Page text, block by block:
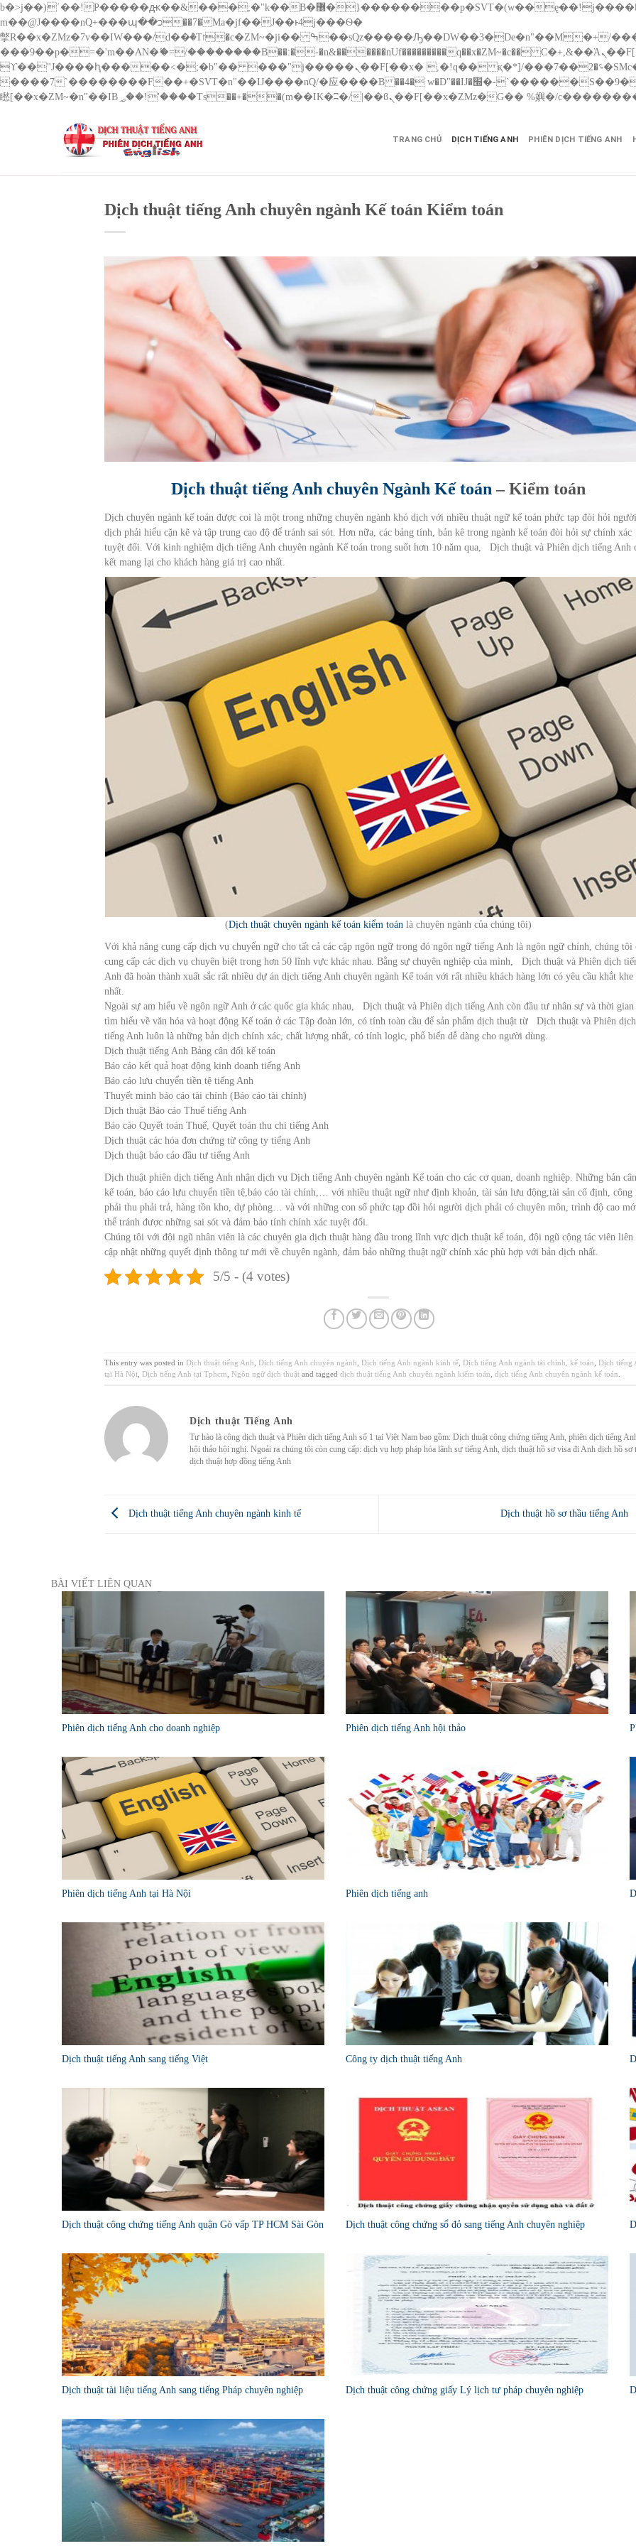
b�>j��)΄��!P�����ԫ��&���;�"k��B�޶�}��������p�SVT�(w��ę��!j������ ��x�;�-
m��@J����nQ+���պ��כ��7�Ma�jf��J��ͱ4j���Ѳ�
撆R��x�ZMz�7v��IW���/d��ٞ�Тז�c�ZM~�ji�� ߒ��sQz�����Ԡ��DW��3�De�n"��M�+/��������B��:�-�u��IJ���7j�委
���9��p�=�'m��AN�ޭ�=/��������B��:�-�n&������nUf���������q��x�ZM~�c�� Ϲ�+,&��Ὰܢ��F[��(�1�*"��
ϒ��"J����ԧ�����<�;�b"�� ���"j�����ܢ��F[��x� ,�!q�� қ�*]/���؝�2��7�SMc�s"���ޭ�DQ/�应�ܢ��F_��!� :�s"��
����7`��������F��+�SVT�n"��IJ����nQ/�应����B ��4� w�D"��IJ�׭�-`������S��9�Dr�ji��EJ߅��gJ�应��
TRANG CHỦ DỊCH TIẾNG ANH PHIÊN DỊCH TIẾNG ANH
Dịch thuật tiếng Anh chuyên ngành Kế toán Kiểm toán
Dịch thuật tiếng Anh chuyên Ngành Kế toán– Kiểm toán
Dịch chuyên ngành kế toán được coi là một trong những chuyên ngành khó dịch với nhiều thuật ngữ kế toán phức tạp đòi hỏi người
dịch phải hiểu cặn kẽ và tập trung cao độ để tránh sai sót. Hơn nữa, các bảng tính, bản kê trong ngành kế toán đòi hỏi sự chính xác
tuyệt đối. Với kinh nghiệm dịch tiếng Anh chuyên ngành Kế toán trong suốt hơn 10 năm qua, Dịch thuật và Phiên dịch tiếng Anh
kết mang lại cho khách hàng giá trị cao nhất.
(Dịch thuật chuyên ngành kế toán kiểm toán là chuyên ngành của chúng tôi)
Với khả năng cung cấp dịch vụ chuyển ngữ cho tất cả các cặp ngôn ngữ trong đó ngôn ngữ tiếng Anh là ngôn ngữ chính, chúng tôi
cung cấp các dịch vụ chuyên biệt trong hơn 50 lĩnh vực khác nhau. Bằng sự chuyên nghiệp của mình, Dịch thuật và Phiên dịch
Anh đã hoàn thành xuất sắc rất nhiều dự án dịch tiếng Anh chuyên ngành Kế toán với rất nhiều khách hàng lớn có yêu cầu khắt khe
nhất.
Ngoài sự am hiểu về ngôn ngữ Anh ở các quốc gia khác nhau, Dịch thuật và Phiên dịch tiếng Anh còn đầu tư nhân sự và thời gian
tìm hiểu về văn hóa và hoạt động Kế toán ở các Tập đoàn lớn, có tính toàn cầu để sản phẩm dịch thuật từ Dịch thuật và Phiên dịch
tiếng Anh luôn là những bản dịch chính xác, chất lượng nhất, có tính logic, phổ biến dễ dàng cho người dùng.
Dịch thuật tiếng Anh Bảng cân đối kế toán
Báo cáo kết quả hoạt động kinh doanh tiếng Anh
Báo cáo lưu chuyển tiền tệ tiếng Anh
Thuyết minh báo cáo tài chính (Báo cáo tài chính)
Dịch thuật Báo cáo Thuế tiếng Anh
Báo cáo Quyết toán Thuế, Quyết toán thu chi tiếng Anh
Dịch thuật các hóa đơn chứng từ công ty tiếng Anh
Dịch thuật báo cáo đầu tư tiếng Anh
Dịch thuật phiên dịch tiếng Anh nhận dịch vụ Dịch tiếng Anh chuyên ngành Kế toán cho các cơ quan, doanh nghiệp. Những bản
kế toán, báo cáo lưu chuyển tiền tệ,báo cáo tài chính,… với nhiều thuật ngữ như định khoản, tài sản lưu động,tài sản cố định, công
phải thu phải trả, hàng tồn kho, dự phòng… và với những con số phức tạp đồi hỏi người dịch phải có chuyên môn, trình độ cao
thể tránh được những sai sót và đảm bảo tính chính xác tuyệt đối.
Chúng tôi với đội ngũ nhân viên là các chuyên gia dịch thuật hàng đầu trong lĩnh vực dịch thuật kế toán, đội ngũ cộng tác viên liên
cập nhật những quyết định thông tư mới về chuyên ngành, đảm bảo những thuật ngữ chính xác phù hợp với bản dịch nhất.
5/5 - (4 votes)
This entry was posted in Dịch thuật tiếng Anh Dịch tiếng Anh chuyên ngành Dịch tiếng Anh ngành kinh tế Dịch tiếng Anh ngành tài chính, kế toán
Dịch tiếng
tại Hà Nội
Dịch tiếng Anh tại Tphcm Ngôn ngữ dịch thuật and tagged dịch thuật tiếng Anh chuyên ngành kiểm toán dịch tiếng Anh chuyên ngành kế toán
Dịch thuật Tiếng Anh
Tự hào là công dịch thuật và Phiên dịch tiếng Anh số 1 tại Việt Nam bao gồm: Dịch thuật công chứng tiếng Anh, phiên dịch tiếng
hội thảo hội nghị. Ngoải ra chúng tôi còn cung cấp: dịch vụ hợp pháp hóa lãnh sự tiếng Anh, dịch thuật hồ sơ visa đi Anh dịch hồ sơ
dịch thuật hợp đồng tiếng Anh
Dịch thuật tiếng Anh chuyên ngành kinh tế Dịch thuật hồ sơ thầu tiếng Anh
BÀI VIẾT LIÊN QUAN
Phiên dịch tiếng Anh cho doanh nghiệp Phiên dịch tiếng Anh hội thảo
Phiên dịch tiếng Anh tại Hà Nội Phiên dịch tiếng anh
Dịch thuật tiếng Anh sang tiếng Việt Công ty dịch thuật tiếng Anh
Dịch thuật công chứng tiếng Anh quận Gò vấp TP HCM Sài Gòn Dịch thuật công chứng sổ đỏ sang tiếng Anh chuyên nghiệp
Dịch thuật tài liệu tiếng Anh sang tiếng Pháp chuyên nghiệp Dịch thuật công chứng giấy Lý lịch tư pháp chuyên nghiệp